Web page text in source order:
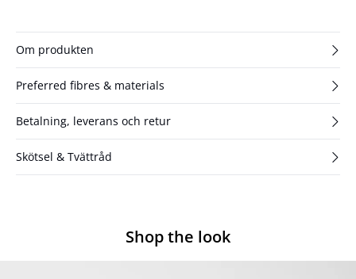
Om produkten
Preferred fibres & materials
Betalning, leverans och retur
Skötsel & Tvättråd
Shop the look